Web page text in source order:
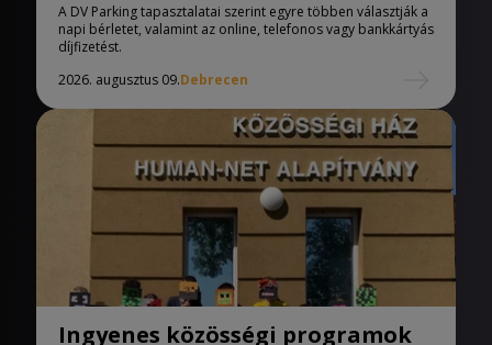
A DV Parking tapasztalatai szerint egyre többen választják a
napi bérletet, valamint az online, telefonos vagy bankkártyás
díjfizetést.
2026. augusztus 09.Debrecen
Ingyenes közösségi programok